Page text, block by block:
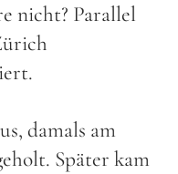
nicht? Parallel
damals am
Später kam